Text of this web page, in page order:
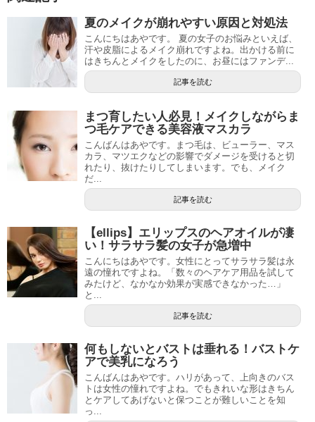
夏のメイクが崩れやすい原因と対処法
こんにちはあやです。 夏の女子のお悩みといえば、
汗や皮脂によるメイク崩れですよね。出かける前に
はきちんとメイクをしたのに、お昼にはファンデ...
記事を読む
まつ育したい人必見！メイクしながらま
つ毛ケアできる美容液マスカラ
こんばんはあやです。まつ毛は、ビューラー、マス
カラ、マツエクなどの影響でダメージを受けると切
れたり、抜けたりしてしまいます。でも、メイク
だ...
記事を読む
【ellips】エリップスのヘアオイルが凄
い！サラサラ髪の女子が急増中
こんにちはあやです。女性にとってサラサラ髪は永
遠の憧れですよね。「数々のヘアケア用品を試して
みたけど、なかなか効果が実感できなかった…」
と...
記事を読む
何もしないとバストは垂れる！バストケ
アで美乳になろう
こんばんはあやです。ハリがあって、上向きのバス
トは女性の憧れですよね。でもきれいな形はきちん
とケアしてあげないと保つことが難しいことを知
っ...